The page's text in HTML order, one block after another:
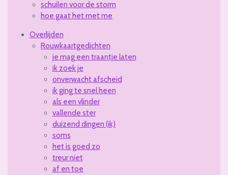
schuilen voor de storm
hoe gaat het met me
Overlijden
Rouwkaartgedichten
je mag een traantje laten
ik zoek je
onverwacht afscheid
ik ging te snel heen
als een vlinder
vallende ster
duizend dingen (ik)
soms
het is goed zo
treur niet
af en toe